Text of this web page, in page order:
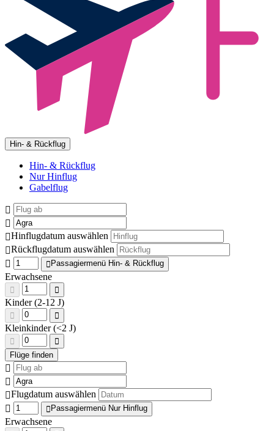
Hin- & Rückflug
Hin- & Rückflug
Nur Hinflug
Gabelflug
Hinflugdatum auswählen
Rückflugdatum auswählen
Passagiermenü Hin- & Rückflug
Erwachsene
Kinder (2-12 J)
Kleinkinder (<2 J)
Flugdatum auswählen
Passagiermenü Nur Hinflug
Erwachsene